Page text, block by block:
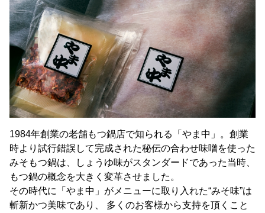
1984年創業の老舗もつ鍋店で知られる「やま中」。創業
時より試行錯誤して完成された秘伝の合わせ味噌を使った
みそもつ鍋は、しょうゆ味がスタンダードであった当時、
もつ鍋の概念を大きく変革させました。
その時代に「やま中」がメニューに取り入れた“みそ味”は
斬新かつ美味であり、 多くのお客様から支持を頂くこと